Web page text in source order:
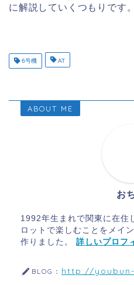
に解説していくつもりです。
6号機 AT
ABOUT ME
お
1992年生まれで関東に在住
ロットで楽しむことをメイ
作りました。 詳しいプロフ
BLOG： http://